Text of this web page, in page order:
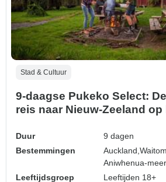
Stad & Cultuur
9-daagse Pukeko Select:
reis naar Nieuw-Zeeland op
Duur
9 dagen
Bestemmingen
Auckland,
Aniwhenua-
Leeftijdsgroep
Leeftijden 18+